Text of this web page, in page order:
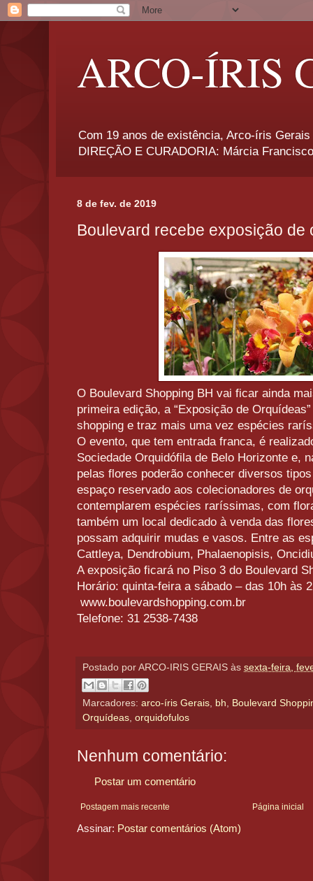
ARCO-ÍRIS
Com 19 anos de existência, Arco-íris
DIREÇÃO E CURADORIA: Márcia
8 de fev. de 2019
Boulevard recebe exposição de
O Boulevard Shopping BH vai ficar ainda
primeira edição, a “Exposição de
shopping e traz mais uma vez espécies
O evento, que tem entrada franca, é
Sociedade Orquidófila de Belo Horizonte e,
pelas flores poderão conhecer diversos
espaço reservado aos colecionadores de
contemplarem espécies raríssimas, com
também um local dedicado à venda das
possam adquirir mudas e vasos. Entre as
Cattleya, Dendrobium, Phalaenopisis,
A exposição ficará no Piso 3 do Boulevard
Horário: quinta-feira a sábado – das 10h às
www.boulevardshopping.com.br
Telefone: 31 2538-7438
Postado por ARCO-IRIS GERAIS às sexta-feira,
Marcadores: arco-íris Gerais, bh, Boulevard
Orquídeas, orquidofulos
Nenhum comentário:
Postar um comentário
Postagem mais recente Página inicial
Assinar: Postar comentários (Atom)